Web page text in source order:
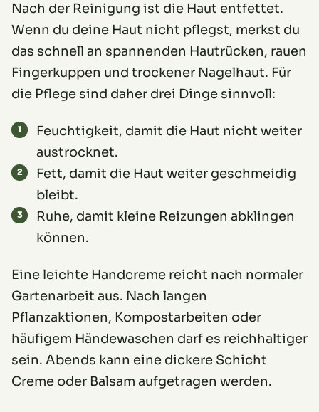
Nach der Reinigung ist die Haut entfettet.
Wenn du deine Haut nicht pflegst, merkst du
das schnell an spannenden Hautrücken, rauen
Fingerkuppen und trockener Nagelhaut. Für
die Pflege sind daher drei Dinge sinnvoll:
Feuchtigkeit, damit die Haut nicht weiter
austrocknet.
Fett, damit die Haut weiter geschmeidig
bleibt.
Ruhe, damit kleine Reizungen abklingen
können.
Eine leichte Handcreme reicht nach normaler
Gartenarbeit aus. Nach langen
Pflanzaktionen, Kompostarbeiten oder
häufigem Händewaschen darf es reichhaltiger
sein. Abends kann eine dickere Schicht
Creme oder Balsam aufgetragen werden.